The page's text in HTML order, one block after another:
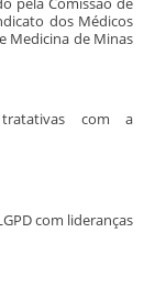
dos Médicos
Medicina de Minas
com a
com lideranças